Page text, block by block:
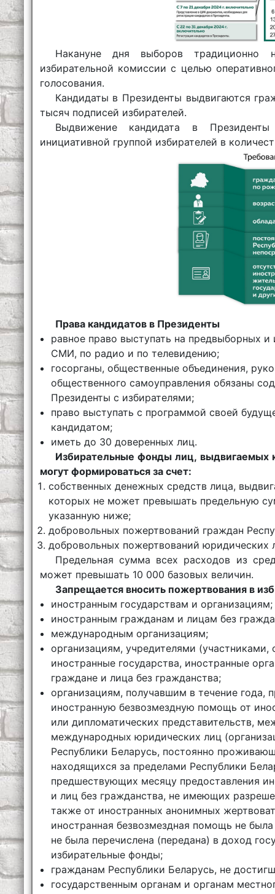
Накануне дня выборов традиционно
избирательной комиссии с целью
голосования.
Кандидаты в Президенты выдвигаются
тысяч подписей избирателей.
Выдвижение кандидата в Президенты
инициативной группой избирателей в
Права кандидатов в Президенты
равное право выступать на предвыборных
СМИ, по радио и по телевидению;
госорганы, общественные объединения,
общественного самоуправления обязаны
Президенты с избирателями;
право выступать с программой своей
кандидатом;
иметь до 30 доверенных лиц.
Избирательные фонды лиц, выдвигаемых
могут формироваться за счет:
собственных денежных средств лица,
которых не может превышать предельную
указанную ниже;
добровольных пожертвований граждан
добровольных пожертвований юридических
Предельная сумма всех расходов из
может превышать 10 000 базовых величин.
Запрещается вносить пожертвования в
иностранным государствам и организациям;
иностранным гражданам и лицам без
международным организациям;
организациям, учредителями
иностранные государства, иностранные
граждане и лица без гражданства;
организациям, получавшим в течение
иностранную безвозмездную помощь от
или дипломатических представительств,
международных юридических лиц
Республики Беларусь, постоянно
находящихся за пределами Республики
предшествующих месяцу предоставления
и лиц без гражданства, не имеющих
также от иностранных анонимных
иностранная безвозмездная помощь не
не была перечислена (передана) в доход
избирательные фонды;
гражданам Республики Беларусь, не
государственным органам и органам